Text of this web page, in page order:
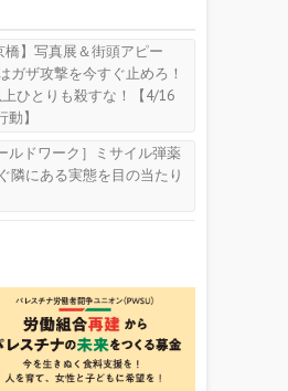
橋】写真展＆街頭アピー
ザ攻撃を今すぐ止めろ！
ひとりも殺すな！【4/16
】
ルドワーク］ミサイル弾薬
隣にある実態を目の当たり